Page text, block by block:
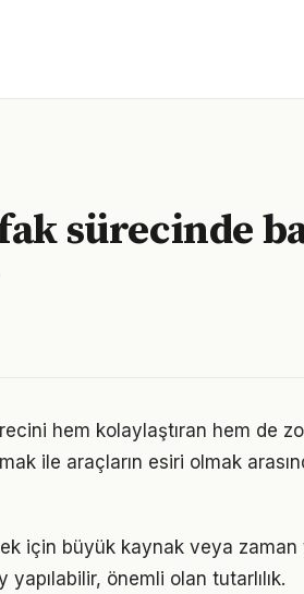
sürecinde
hem kolaylaştıran hem de
ile araçların esiri olmak
için büyük kaynak veya zaman
önemli olan tutarlılık.